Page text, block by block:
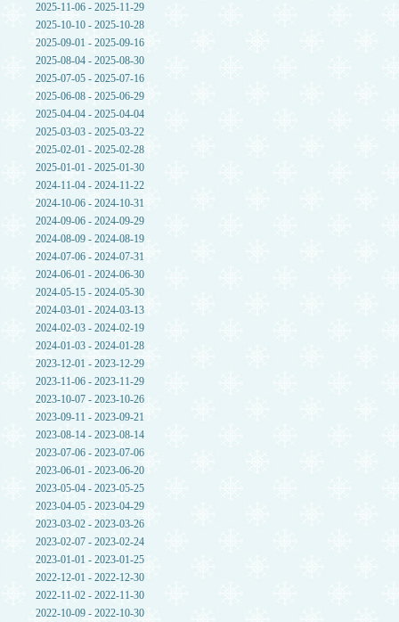
2025-11-06 - 2025-11-29
2025-10-10 - 2025-10-28
2025-09-01 - 2025-09-16
2025-08-04 - 2025-08-30
2025-07-05 - 2025-07-16
2025-06-08 - 2025-06-29
2025-04-04 - 2025-04-04
2025-03-03 - 2025-03-22
2025-02-01 - 2025-02-28
2025-01-01 - 2025-01-30
2024-11-04 - 2024-11-22
2024-10-06 - 2024-10-31
2024-09-06 - 2024-09-29
2024-08-09 - 2024-08-19
2024-07-06 - 2024-07-31
2024-06-01 - 2024-06-30
2024-05-15 - 2024-05-30
2024-03-01 - 2024-03-13
2024-02-03 - 2024-02-19
2024-01-03 - 2024-01-28
2023-12-01 - 2023-12-29
2023-11-06 - 2023-11-29
2023-10-07 - 2023-10-26
2023-09-11 - 2023-09-21
2023-08-14 - 2023-08-14
2023-07-06 - 2023-07-06
2023-06-01 - 2023-06-20
2023-05-04 - 2023-05-25
2023-04-05 - 2023-04-29
2023-03-02 - 2023-03-26
2023-02-07 - 2023-02-24
2023-01-01 - 2023-01-25
2022-12-01 - 2022-12-30
2022-11-02 - 2022-11-30
2022-10-09 - 2022-10-30